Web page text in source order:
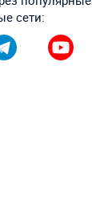
сети: